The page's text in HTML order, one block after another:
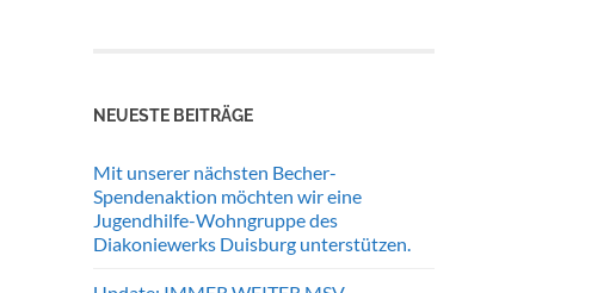
NEUESTE BEITRÄGE
Mit unserer nächsten Becher-
Spendenaktion möchten wir eine
Jugendhilfe-Wohngruppe des
Diakoniewerks Duisburg unterstützen.